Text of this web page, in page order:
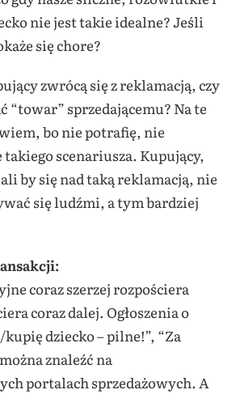
nie jest takie idealne? Jeśli
się chore?
zwrócą się z reklamacją, czy
“towar” sprzedającemu? Na te
bo nie potrafię, nie
scenariusza. Kupujący,
by się nad taką reklamacją, nie
się ludźmi, a tym bardziej
coraz szerzej rozpościera
coraz dalej. Ogłoszenia o
dziecko – pilne!”, “Za
znaleźć na
portalach sprzedażowych. A